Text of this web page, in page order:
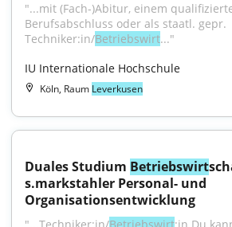
"...mit (Fach-)Abitur, einem
Berufsabschluss oder als staatl. gepr.
Techniker:in/Betriebswirt..."
IU Internationale Hochschule
Köln, Raum Leverkusen
Duales Studium Betriebswirt
s.markstahler Personal- und
Organisationsentwicklung